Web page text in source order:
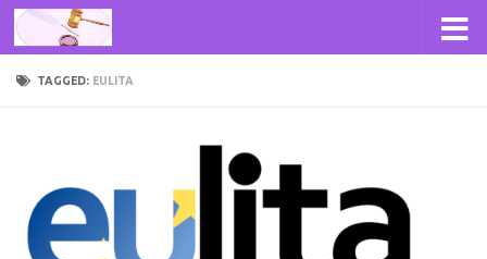
Skip to content
TAGGED: EULITA